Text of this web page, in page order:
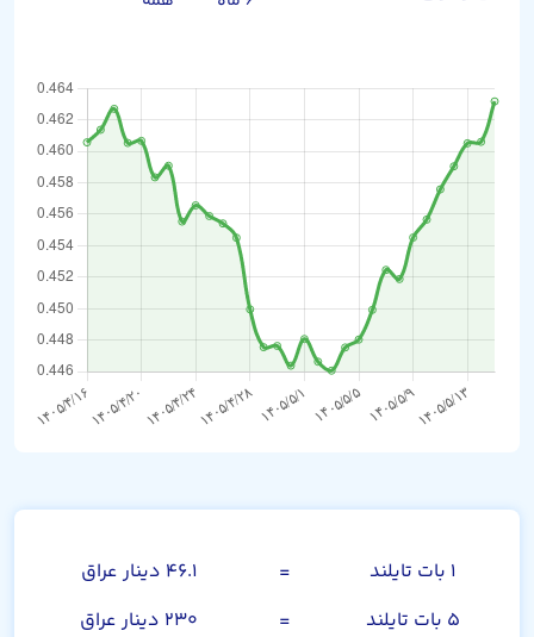
۱ بات تایلند =
۴۶.۱ دینار عراق
۵ بات تایلند
=
۲۳۰ دینار عراق